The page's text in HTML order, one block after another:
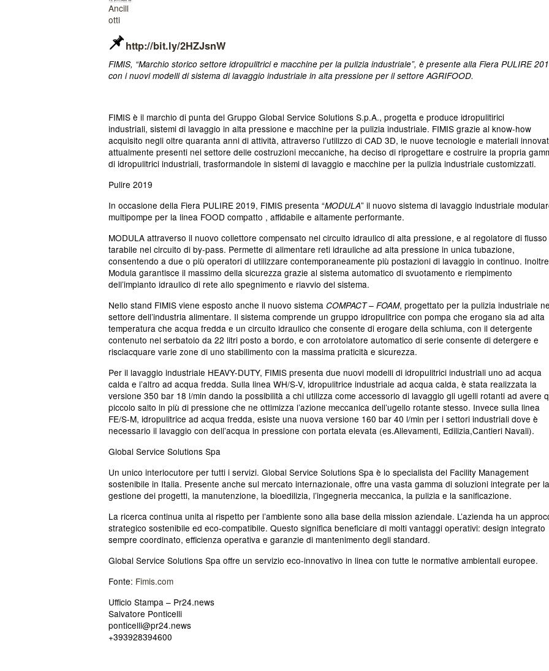
http://bit.ly/2HZJsnW
FIMIS, “Marchio storico settore idropulitrici e macchine per la pulizia industriale”, è presente alla Fiera PULIRE
con i nuovi modelli di sistema di lavaggio industriale in alta pressione per il settore AGRIFOOD.
FIMIS è il marchio di punta del Gruppo Global Service Solutions S.p.A., progetta e produce idropulitirici
industriali, sistemi di lavaggio in alta pressione e macchine per la pulizia industriale. FIMIS grazie al know-how
acquisito negli oltre quaranta anni di attività, attraverso l’utilizzo di CAD 3D, le nuove tecnologie e materiali
attualmente presenti nel settore delle costruzioni meccaniche, ha deciso di riprogettare e costruire la propria
di idropulitrici industriali, trasformandole in sistemi di lavaggio e macchine per la pulizia industriale customizzati.
Pulire 2019
In occasione della Fiera PULIRE 2019, FIMIS presenta “MODULA” il nuovo sistema di lavaggio industriale
multipompe per la linea FOOD compatto , affidabile e altamente performante.
MODULA attraverso il nuovo collettore compensato nel circuito idraulico di alta pressione, e al regolatore di flusso
tarabile nel circuito di by-pass. Permette di alimentare reti idrauliche ad alta pressione in unica tubazione,
consentendo a due o più operatori di utilizzare contemporaneamente più postazioni di lavaggio in continuo. Inoltre
Modula garantisce il massimo della sicurezza grazie al sistema automatico di svuotamento e riempimento
dell’impianto idraulico di rete allo spegnimento e riavvio del sistema.
Nello stand FIMIS viene esposto anche il nuovo sistema COMPACT – FOAM, progettato per la pulizia industriale
settore dell’industria alimentare. Il sistema comprende un gruppo idropulitrice con pompa che erogano sia ad alta
temperatura che acqua fredda e un circuito idraulico che consente di erogare della schiuma, con il detergente
contenuto nel serbatoio da 22 litri posto a bordo, e con arrotolatore automatico di serie consente di detergere e
risciacquare varie zone di uno stabilimento con la massima praticità e sicurezza.
Per il lavaggio industriale HEAVY-DUTY, FIMIS presenta due nuovi modelli di idropulitrici industriali uno ad acqua
calda e l’altro ad acqua fredda. Sulla linea WH/S-V, idropulitrice industriale ad acqua calda, è stata realizzata la
versione 350 bar 18 l/min dando la possibilità a chi utilizza come accessorio di lavaggio gli ugelli rotanti ad avere
piccolo salto in più di pressione che ne ottimizza l’azione meccanica dell’ugello rotante stesso. Invece sulla linea
FE/S-M, idropulitrice ad acqua fredda, esiste una nuova versione 160 bar 40 l/min per i settori industriali dove è
necessario il lavaggio con dell’acqua in pressione con portata elevata (es.Allevamenti, Edilizia,Cantieri Navali).
Global Service Solutions Spa
Un unico interlocutore per tutti i servizi. Global Service Solutions Spa è lo specialista del Facility Management
sostenibile in Italia. Presente anche sul mercato internazionale, offre una vasta gamma di soluzioni integrate per la
gestione dei progetti, la manutenzione, la bioedilizia, l’ingegneria meccanica, la pulizia e la sanificazione.
La ricerca continua unita al rispetto per l’ambiente sono alla base della mission aziendale. L’azienda ha un
strategico sostenibile ed eco-compatibile. Questo significa beneficiare di molti vantaggi operativi: design integrato
sempre coordinato, efficienza operativa e garanzie di mantenimento degli standard.
Global Service Solutions Spa offre un servizio eco-innovativo in linea con tutte le normative ambientali europee.
Fonte: Fimis.com
Ufficio Stampa – Pr24.news
Salvatore Ponticelli
ponticelli@pr24.news
+393928394600